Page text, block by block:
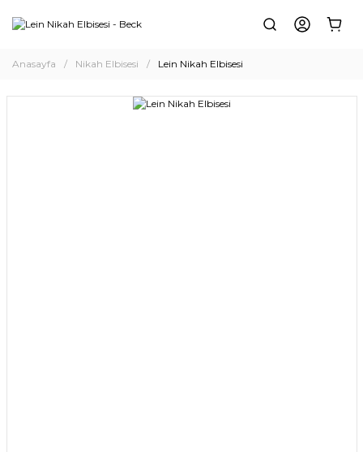
Anasayfa Nikah Elbisesi Lein Nikah Elbisesi